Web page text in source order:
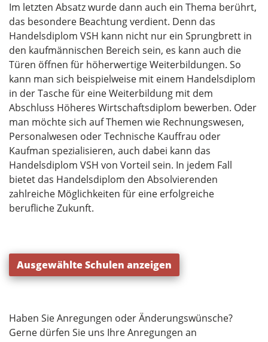
Im letzten Absatz wurde dann auch ein Thema berührt,
das besondere Beachtung verdient. Denn das
Handelsdiplom VSH kann nicht nur ein Sprungbrett in
den kaufmännischen Bereich sein, es kann auch die
Türen öffnen für höherwertige Weiterbildungen. So
kann man sich beispielweise mit einem Handelsdiplom
in der Tasche für eine Weiterbildung mit dem
Abschluss Höheres Wirtschaftsdiplom bewerben. Oder
man möchte sich auf Themen wie Rechnungswesen,
Personalwesen oder Technische Kauffrau oder
Kaufman spezialisieren, auch dabei kann das
Handelsdiplom VSH von Vorteil sein. In jedem Fall
bietet das Handelsdiplom den Absolvierenden
zahlreiche Möglichkeiten für eine erfolgreiche
berufliche Zukunft.
Ausgewählte Schulen anzeigen
Haben Sie Anregungen oder Änderungswünsche?
Gerne dürfen Sie uns Ihre Anregungen an